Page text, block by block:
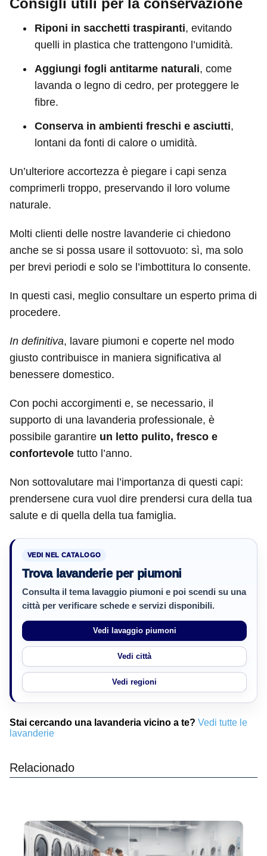
Consigli utili per la conservazione
Riponi in sacchetti traspiranti, evitando
quelli in plastica che trattengono l’umidità.
Aggiungi fogli antitarme naturali, come
lavanda o legno di cedro, per proteggere le
fibre.
Conserva in ambienti freschi e asciutti,
lontani da fonti di calore o umidità.
Un’ulteriore accortezza è piegare i capi senza
comprimerli troppo, preservando il loro volume
naturale.
Molti clienti delle nostre lavanderie ci chiedono
anche se si possa usare il sottovuoto: sì, ma solo
per brevi periodi e solo se l’imbottitura lo consente.
In questi casi, meglio consultare un esperto prima di
procedere.
In definitiva, lavare piumoni e coperte nel modo
giusto contribuisce in maniera significativa al
benessere domestico.
Con pochi accorgimenti e, se necessario, il
supporto di una lavanderia professionale, è
possibile garantire un letto pulito, fresco e
confortevole tutto l’anno.
Non sottovalutare mai l’importanza di questi capi:
prendersene cura vuol dire prendersi cura della tua
salute e di quella della tua famiglia.
VEDI NEL CATALOGO
Trova lavanderie per piumoni
Consulta il tema lavaggio piumoni e poi scendi su una
città per verificare schede e servizi disponibili.
Vedi lavaggio piumoni
Vedi città
Vedi regioni
Stai cercando una lavanderia vicino a te? Vedi tutte le
lavanderie
Relacionado